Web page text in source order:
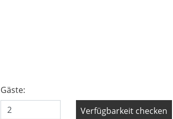
Gäste:
Verfügbarkeit checken